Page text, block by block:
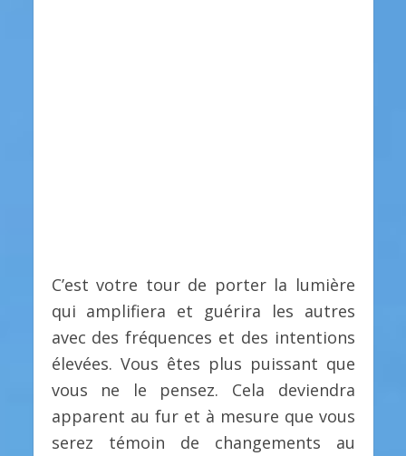
C’est votre tour de porter la lumière
qui amplifiera et guérira les autres
avec des fréquences et des intentions
élevées. Vous êtes plus puissant que
vous ne le pensez. Cela deviendra
apparent au fur et à mesure que vous
serez témoin de changements au